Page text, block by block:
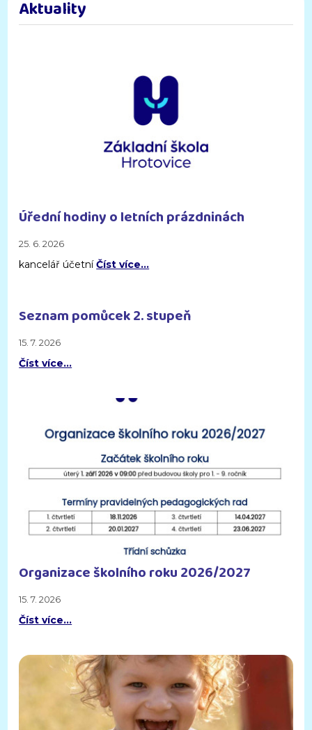
Aktuality
Úřední hodiny o letních prázdninách
25. 6. 2026
kancelář účetníČíst více…
Seznam pomůcek 2. stupeň
15. 7. 2026
Číst více…
Organizace školního roku 2026/2027
15. 7. 2026
Číst více…